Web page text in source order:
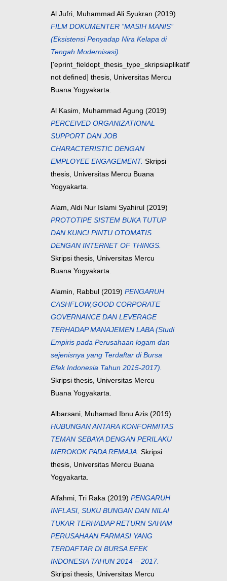
Al Jufri, Muhammad Ali Syukran (2019)
FILM DOKUMENTER “MASIH MANIS”
(Eksistensi Penyadap Nira Kelapa di
Tengah Modernisasi).
['eprint_fieldopt_thesis_type_skripsiaplikatif'
not defined] thesis, Universitas Mercu
Buana Yogyakarta.
Al Kasim, Muhammad Agung (2019)
PERCEIVED ORGANIZATIONAL
SUPPORT DAN JOB
CHARACTERISTIC DENGAN
EMPLOYEE ENGAGEMENT. Skripsi
thesis, Universitas Mercu Buana
Yogyakarta.
Alam, Aldi Nur Islami Syahirul (2019)
PROTOTIPE SISTEM BUKA TUTUP
DAN KUNCI PINTU OTOMATIS
DENGAN INTERNET OF THINGS.
Skripsi thesis, Universitas Mercu
Buana Yogyakarta.
Alamin, Rabbul (2019) PENGARUH
CASHFLOW,GOOD CORPORATE
GOVERNANCE DAN LEVERAGE
TERHADAP MANAJEMEN LABA (Studi
Empiris pada Perusahaan logam dan
sejenisnya yang Terdaftar di Bursa
Efek Indonesia Tahun 2015-2017).
Skripsi thesis, Universitas Mercu
Buana Yogyakarta.
Albarsani, Muhamad Ibnu Azis (2019)
HUBUNGAN ANTARA KONFORMITAS
TEMAN SEBAYA DENGAN PERILAKU
MEROKOK PADA REMAJA. Skripsi
thesis, Universitas Mercu Buana
Yogyakarta.
Alfahmi, Tri Raka (2019) PENGARUH
INFLASI, SUKU BUNGAN DAN NILAI
TUKAR TERHADAP RETURN SAHAM
PERUSAHAAN FARMASI YANG
TERDAFTAR DI BURSA EFEK
INDONESIA TAHUN 2014 – 2017.
Skripsi thesis, Universitas Mercu